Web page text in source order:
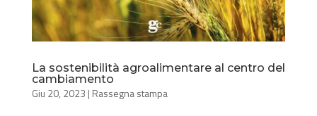
La sostenibilità agroalimentare al centro del
cambiamento
Giu 20, 2023 | Rassegna stampa